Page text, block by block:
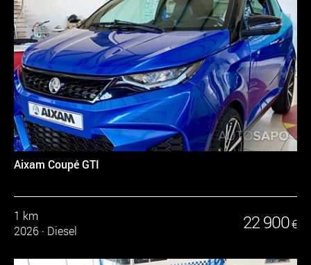
Aixam Coupé GTI
1 km
2026 · Diesel 22 900 €